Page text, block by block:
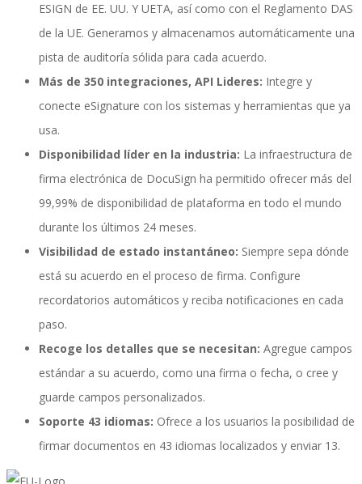
ESIGN de ​​EE. UU. Y UETA, así como con el Reglamento DAS
de la UE. Generamos y almacenamos automáticamente una
pista de auditoría sólida para cada acuerdo.
Más de 350 integraciones, API Lideres: Integre y
conecte eSignature con los sistemas y herramientas que ya
usa.
Disponibilidad líder en la industria: La infraestructura de
firma electrónica de DocuSign ha permitido ofrecer más del
99,99% de disponibilidad de plataforma en todo el mundo
durante los últimos 24 meses.
Visibilidad de estado instantáneo: Siempre sepa dónde
está su acuerdo en el proceso de firma. Configure
recordatorios automáticos y reciba notificaciones en cada
paso.
Recoge los detalles que se necesitan: Agregue campos
estándar a su acuerdo, como una firma o fecha, o cree y
guarde campos personalizados.
Soporte 43 idiomas: Ofrece a los usuarios la posibilidad de
firmar documentos en 43 idiomas localizados y enviar 13.